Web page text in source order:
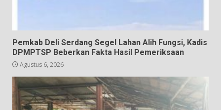
Pemkab Deli Serdang Segel Lahan Alih Fungsi, Kadis
DPMPTSP Beberkan Fakta Hasil Pemeriksaan
Agustus 6, 2026